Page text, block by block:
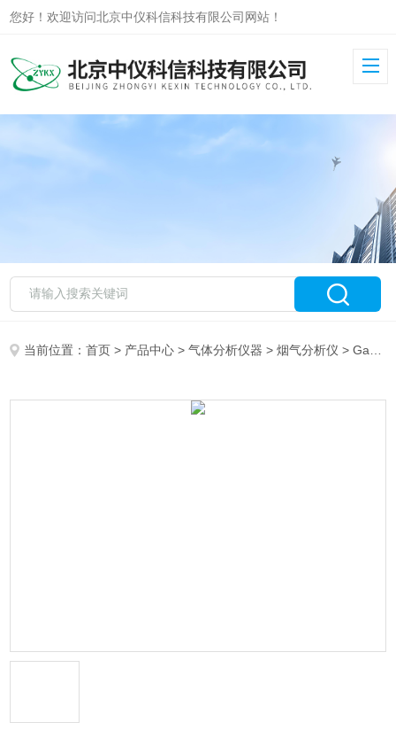
您好！欢迎访问北京中仪科信科技有限公司网站！
当前位置：首页 > 产品中心 >气体分析仪器 >烟气分析仪 > Gasboard-3800P便携红外烟气分析仪（微流）